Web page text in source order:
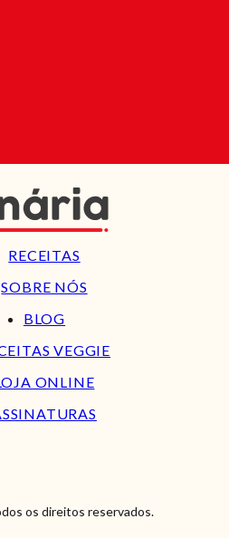
RECEITAS
SOBRE NÓS
BLOG
VEGGIE
ONLINE
os direitos reservados.